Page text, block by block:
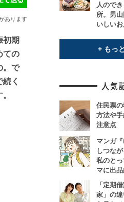
あります
初期
ての
。で
く
人ので
所。男
いしい
+ もっ
住民票
方法や手
注意点
マンガ
しつな
私のと
マに出品
「定期
家」の